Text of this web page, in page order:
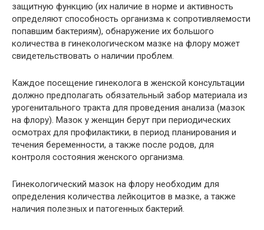
защитную функцию (их наличие в норме и активность
определяют способность организма к сопротивляемости
попавшим бактериям), обнаружение их большого
количества в гинекологическом мазке на флору может
свидетельствовать о наличии проблем.
Каждое посещение гинеколога в женской консультации
должно предполагать обязательный забор материала из
урогенитального тракта для проведения анализа (мазок
на флору). Мазок у женщин берут при периодических
осмотрах для профилактики, в период планирования и
течения беременности, а также после родов, для
контроля состояния женского организма.
Гинекологический мазок на флору необходим для
определения количества лейкоцитов в мазке, а также
наличия полезных и патогенных бактерий.